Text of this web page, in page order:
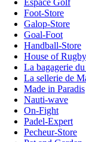
Foot-Store
Galop-Store
Goal-Foot
Handball-Store
House of Rugby
La bagagerie
La sellerie de
Made in Paradis
Nauti-wave
On-Fight
Padel-Expert
Pecheur-Store